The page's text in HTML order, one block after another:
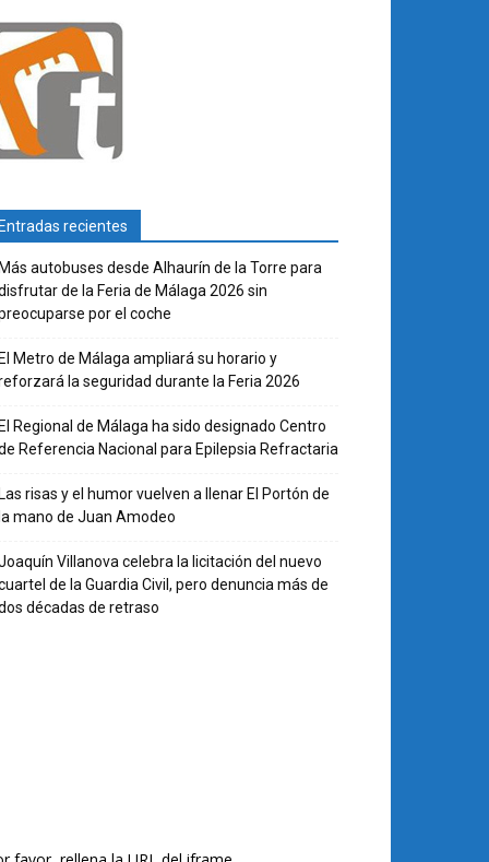
recientes
autobuses desde Alhaurín de la Torre para
de la Feria de Málaga 2026 sin
por el coche
Metro de Málaga ampliará su horario y
la seguridad durante la Feria 2026
Regional de Málaga ha sido designado Centro
Referencia Nacional para Epilepsia Refractaria
risas y el humor vuelven a llenar El Portón de
mano de Juan Amodeo
Villanova celebra la licitación del nuevo
de la Guardia Civil, pero denuncia más de
décadas de retraso